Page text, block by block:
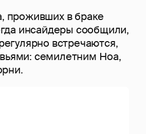
проживших в браке
инсайдеры сообщили,
встречаются,
семилетним Ноа,